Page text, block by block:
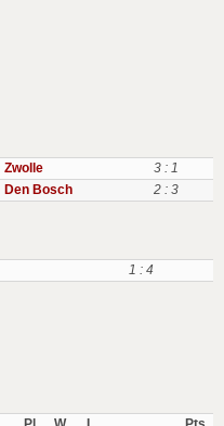
Zwolle
3 : 1
Den Bosch 2 : 3
1 : 4